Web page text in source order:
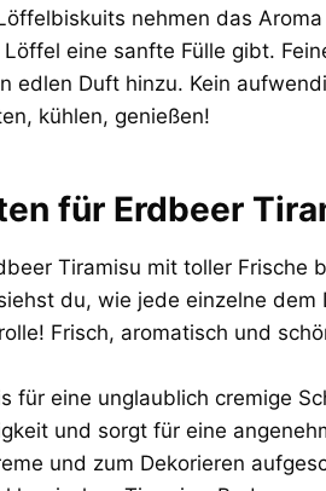
nehmen das
eine sanfte Fülle gibt.
edlen Duft hinzu. Kein
kühlen, genießen!
für Erdbeer
Tiramisu mit toller Frische
du, wie jede einzelne
Frisch, aromatisch und
für eine unglaublich cremige
und sorgt für eine
und zum Dekorieren